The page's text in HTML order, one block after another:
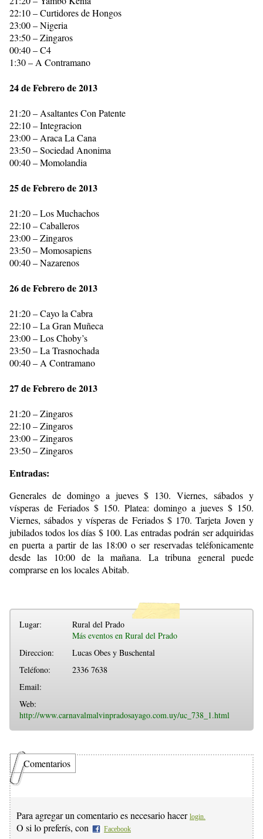
22:10 – Curtidores de Hongos
23:00 – Nigeria
23:50 – Zingaros
00:40 – C4
1:30 – A Contramano
24 de Febrero de 2013
21:20 – Asaltantes Con Patente
22:10 – Integracion
23:00 – Araca La Cana
23:50 – Sociedad Anonima
00:40 – Momolandia
25 de Febrero de 2013
21:20 – Los Muchachos
22:10 – Caballeros
23:00 – Zingaros
23:50 – Momosapiens
00:40 – Nazarenos
26 de Febrero de 2013
21:20 – Cayo la Cabra
22:10 – La Gran Muñeca
23:00 – Los Choby’s
23:50 – La Trasnochada
00:40 – A Contramano
27 de Febrero de 2013
21:20 – Zingaros
22:10 – Zingaros
23:00 – Zingaros
23:50 – Zingaros
Entradas:
Generales de domingo a jueves $ 130. Viernes, sábados y
vísperas de Feriados $ 150. Platea: domingo a jueves $ 150.
Viernes, sábados y vísperas de Feriados $ 170. Tarjeta Joven y
jubilados todos los días $ 100. Las entradas podrán ser adquiridas
en puerta a partir de las 18:00 o ser reservadas teléfonicamente
desde las 10:00 de la mañana. La tribuna general puede
comprarse en los locales Abitab.
Lugar:
Rural del Prado
Más eventos en Rural del Prado
Direccion:
Lucas Obes y Buschental
Teléfono:
2336 7638
Email:
Web:
http://www.carnavalmalvinpradosayago.com.uy/uc_738_1.html
Comentarios
Para agregar un comentario es necesario hacer login.
O si lo preferís, con Facebook